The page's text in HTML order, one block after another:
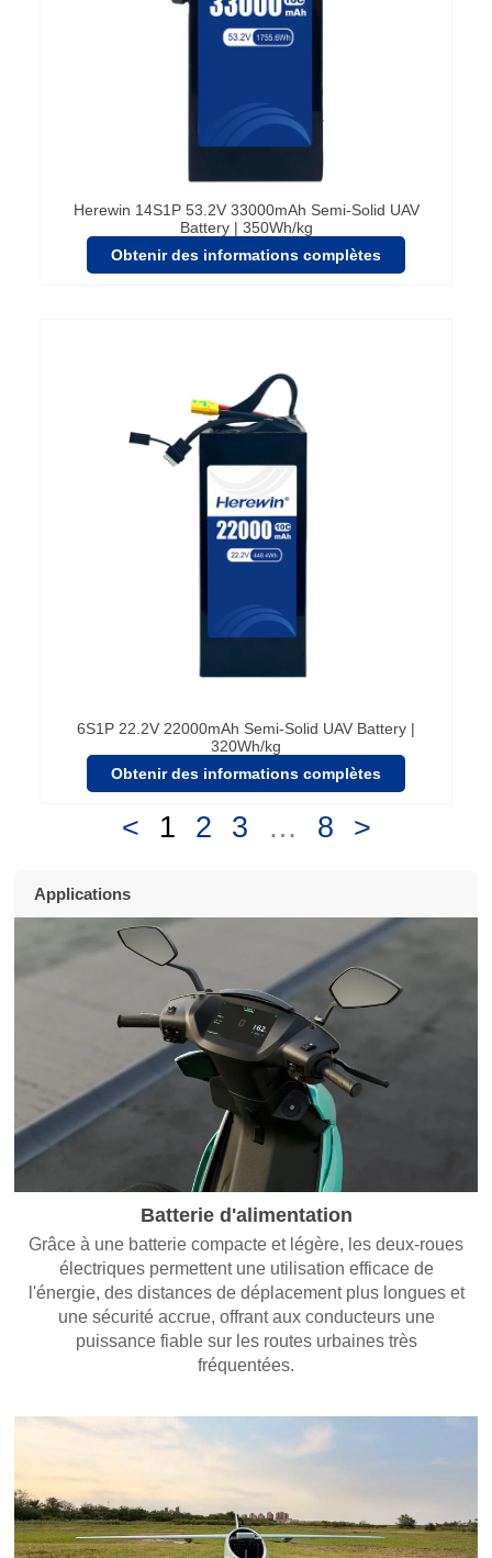
Herewin 14S1P 53.2V 33000mAh Semi-Solid UAV
Battery | 350Wh/kg
Obtenir des informations complètes
6S1P 22.2V 22000mAh Semi-Solid UAV Battery |
320Wh/kg
Obtenir des informations complètes
< 1 2 3 … 8 >
Applications
Batterie d'alimentation
Grâce à une batterie compacte et légère, les deux-roues
électriques permettent une utilisation efficace de
l'énergie, des distances de déplacement plus longues et
une sécurité accrue, offrant aux conducteurs une
puissance fiable sur les routes urbaines très
fréquentées.